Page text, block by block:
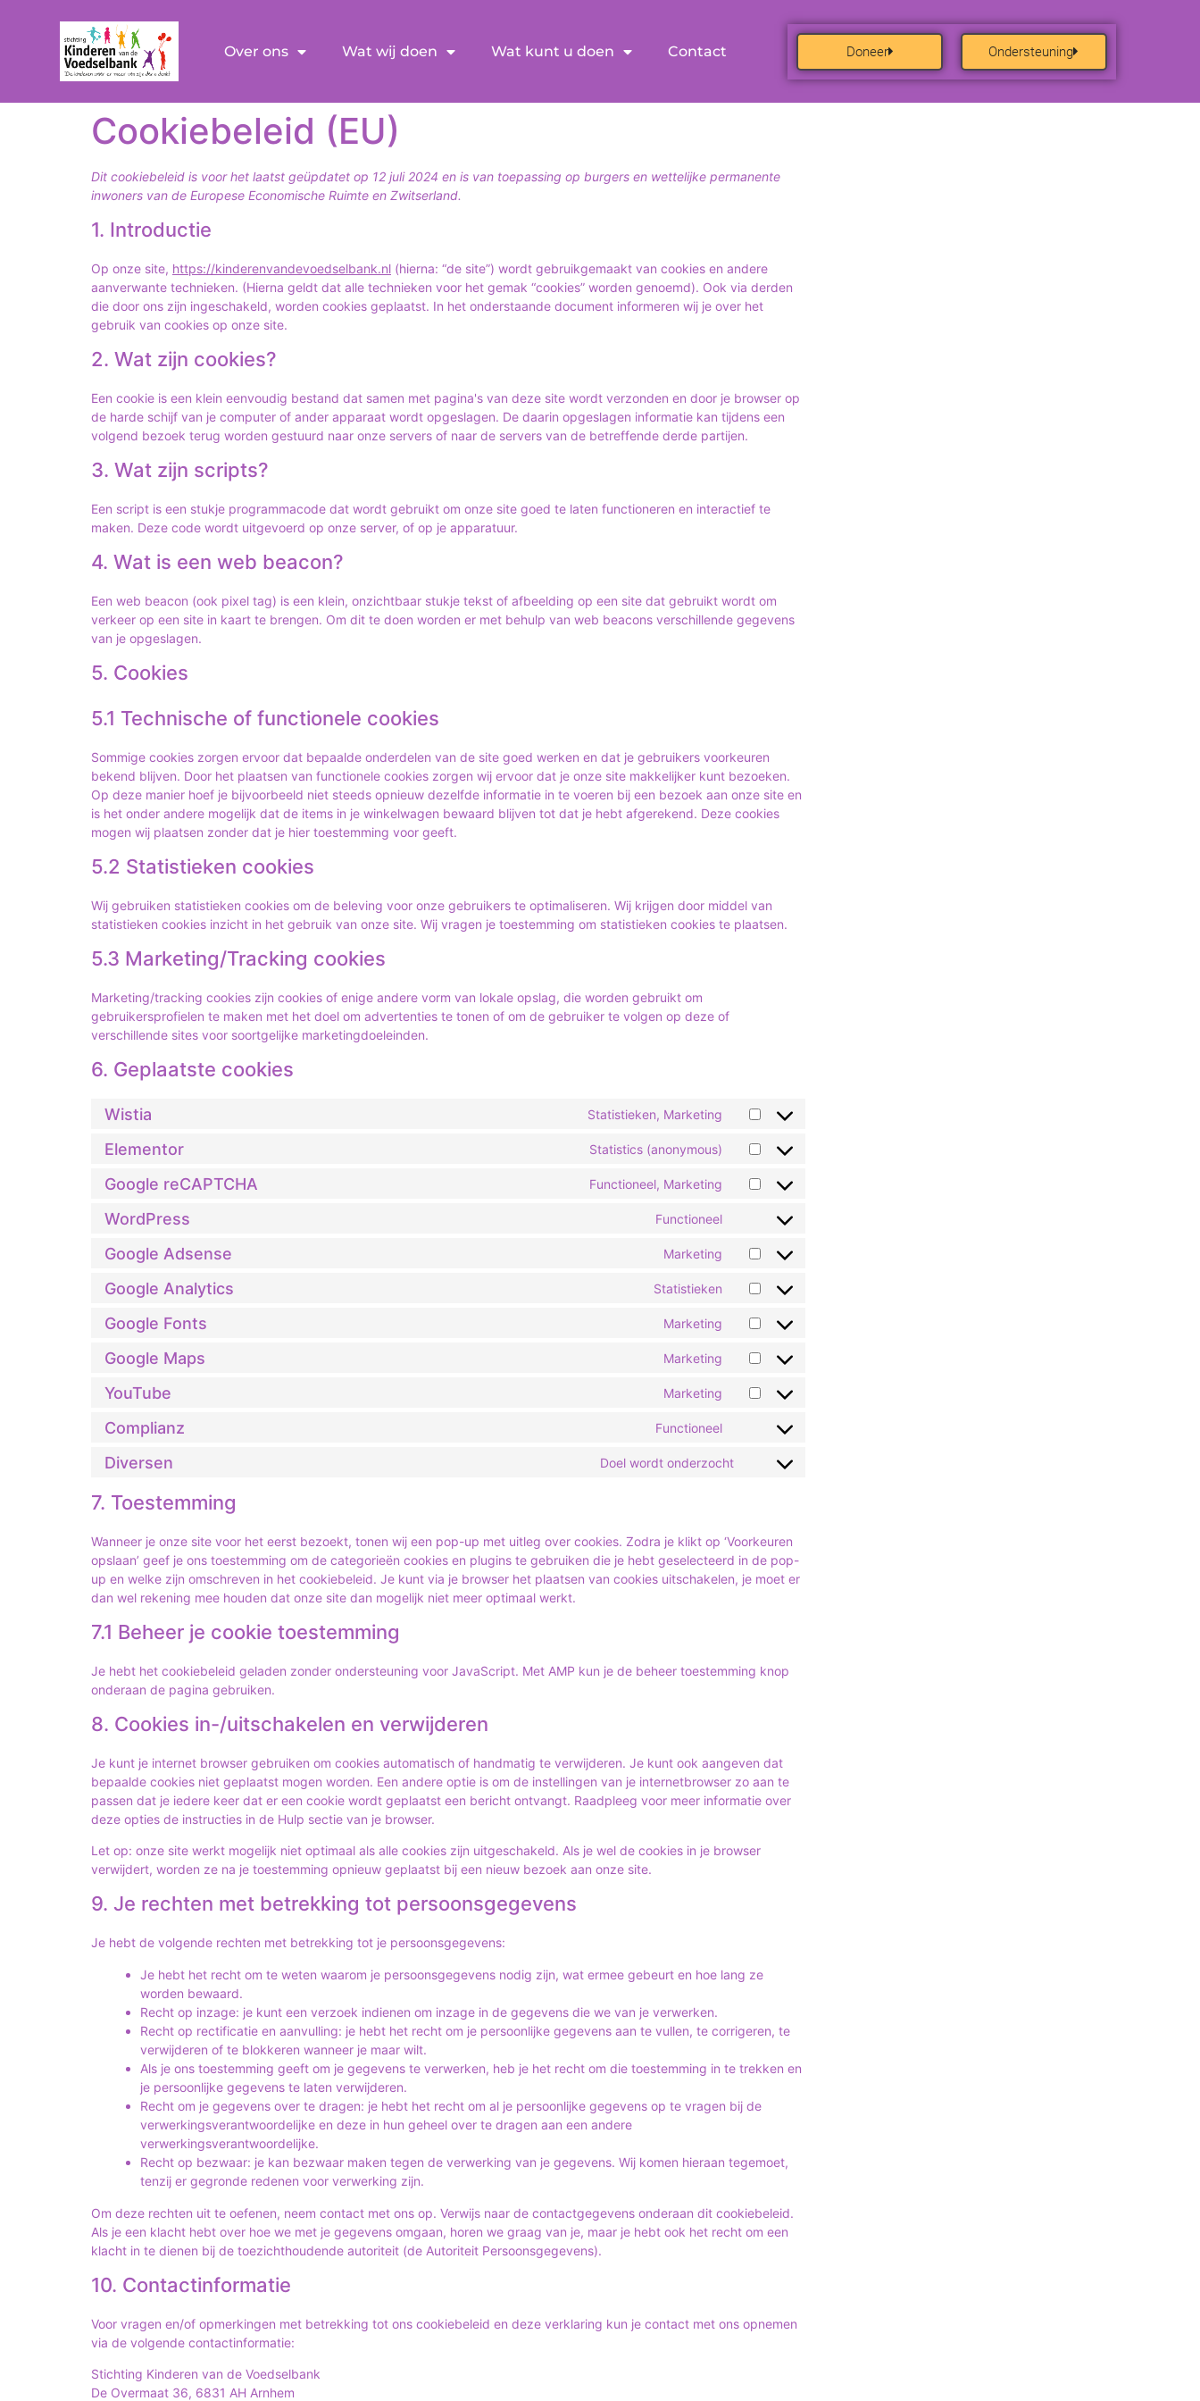
Over ons Wat wij doen Wat kunt u doen Contact Doneer Ondersteuning
Cookiebeleid (EU)
Dit cookiebeleid is voor het laatst geüpdatet op 12 juli 2024 en is van toepassing op burgers en wettelijke permanente
inwoners van de Europese Economische Ruimte en Zwitserland.
1. Introductie
Op onze site, https://kinderenvandevoedselbank.nl (hierna: “de site”) wordt gebruikgemaakt van cookies en andere
aanverwante technieken. (Hierna geldt dat alle technieken voor het gemak “cookies” worden genoemd). Ook via derden
die door ons zijn ingeschakeld, worden cookies geplaatst. In het onderstaande document informeren wij je over het
gebruik van cookies op onze site.
2. Wat zijn cookies?
Een cookie is een klein eenvoudig bestand dat samen met pagina's van deze site wordt verzonden en door je browser op
de harde schijf van je computer of ander apparaat wordt opgeslagen. De daarin opgeslagen informatie kan tijdens een
volgend bezoek terug worden gestuurd naar onze servers of naar de servers van de betreffende derde partijen.
3. Wat zijn scripts?
Een script is een stukje programmacode dat wordt gebruikt om onze site goed te laten functioneren en interactief te
maken. Deze code wordt uitgevoerd op onze server, of op je apparatuur.
4. Wat is een web beacon?
Een web beacon (ook pixel tag) is een klein, onzichtbaar stukje tekst of afbeelding op een site dat gebruikt wordt om
verkeer op een site in kaart te brengen. Om dit te doen worden er met behulp van web beacons verschillende gegevens
van je opgeslagen.
5. Cookies
5.1 Technische of functionele cookies
Sommige cookies zorgen ervoor dat bepaalde onderdelen van de site goed werken en dat je gebruikers voorkeuren
bekend blijven. Door het plaatsen van functionele cookies zorgen wij ervoor dat je onze site makkelijker kunt bezoeken.
Op deze manier hoef je bijvoorbeeld niet steeds opnieuw dezelfde informatie in te voeren bij een bezoek aan onze site en
is het onder andere mogelijk dat de items in je winkelwagen bewaard blijven tot dat je hebt afgerekend. Deze cookies
mogen wij plaatsen zonder dat je hier toestemming voor geeft.
5.2 Statistieken cookies
Wij gebruiken statistieken cookies om de beleving voor onze gebruikers te optimaliseren. Wij krijgen door middel van
statistieken cookies inzicht in het gebruik van onze site. Wij vragen je toestemming om statistieken cookies te plaatsen.
5.3 Marketing/Tracking cookies
Marketing/tracking cookies zijn cookies of enige andere vorm van lokale opslag, die worden gebruikt om
gebruikersprofielen te maken met het doel om advertenties te tonen of om de gebruiker te volgen op deze of
verschillende sites voor soortgelijke marketingdoeleinden.
6. Geplaatste cookies
Wistia Statistieken, Marketing
Elementor Statistics (anonymous)
Google reCAPTCHA Functioneel, Marketing
WordPress Functioneel
Google Adsense Marketing
Google Analytics Statistieken
Google Fonts Marketing
Google Maps Marketing
YouTube Marketing
Complianz Functioneel
Diversen Doel wordt onderzocht
7. Toestemming
Wanneer je onze site voor het eerst bezoekt, tonen wij een pop-up met uitleg over cookies. Zodra je klikt op ‘Voorkeuren
opslaan’ geef je ons toestemming om de categorieën cookies en plugins te gebruiken die je hebt geselecteerd in de pop-
up en welke zijn omschreven in het cookiebeleid. Je kunt via je browser het plaatsen van cookies uitschakelen, je moet er
dan wel rekening mee houden dat onze site dan mogelijk niet meer optimaal werkt.
7.1 Beheer je cookie toestemming
Je hebt het cookiebeleid geladen zonder ondersteuning voor JavaScript. Met AMP kun je de beheer toestemming knop
onderaan de pagina gebruiken.
8. Cookies in-/uitschakelen en verwijderen
Je kunt je internet browser gebruiken om cookies automatisch of handmatig te verwijderen. Je kunt ook aangeven dat
bepaalde cookies niet geplaatst mogen worden. Een andere optie is om de instellingen van je internetbrowser zo aan te
passen dat je iedere keer dat er een cookie wordt geplaatst een bericht ontvangt. Raadpleeg voor meer informatie over
deze opties de instructies in de Hulp sectie van je browser.
Let op: onze site werkt mogelijk niet optimaal als alle cookies zijn uitgeschakeld. Als je wel de cookies in je browser
verwijdert, worden ze na je toestemming opnieuw geplaatst bij een nieuw bezoek aan onze site.
9. Je rechten met betrekking tot persoonsgegevens
Je hebt de volgende rechten met betrekking tot je persoonsgegevens:
Je hebt het recht om te weten waarom je persoonsgegevens nodig zijn, wat ermee gebeurt en hoe lang ze
worden bewaard.
Recht op inzage: je kunt een verzoek indienen om inzage in de gegevens die we van je verwerken.
Recht op rectificatie en aanvulling: je hebt het recht om je persoonlijke gegevens aan te vullen, te corrigeren, te
verwijderen of te blokkeren wanneer je maar wilt.
Als je ons toestemming geeft om je gegevens te verwerken, heb je het recht om die toestemming in te trekken en
je persoonlijke gegevens te laten verwijderen.
Recht om je gegevens over te dragen: je hebt het recht om al je persoonlijke gegevens op te vragen bij de
verwerkingsverantwoordelijke en deze in hun geheel over te dragen aan een andere
verwerkingsverantwoordelijke.
Recht op bezwaar: je kan bezwaar maken tegen de verwerking van je gegevens. Wij komen hieraan tegemoet,
tenzij er gegronde redenen voor verwerking zijn.
Om deze rechten uit te oefenen, neem contact met ons op. Verwijs naar de contactgegevens onderaan dit cookiebeleid.
Als je een klacht hebt over hoe we met je gegevens omgaan, horen we graag van je, maar je hebt ook het recht om een
klacht in te dienen bij de toezichthoudende autoriteit (de Autoriteit Persoonsgegevens).
10. Contactinformatie
Voor vragen en/of opmerkingen met betrekking tot ons cookiebeleid en deze verklaring kun je contact met ons opnemen
via de volgende contactinformatie:
Stichting Kinderen van de Voedselbank
De Overmaat 36, 6831 AH Arnhem